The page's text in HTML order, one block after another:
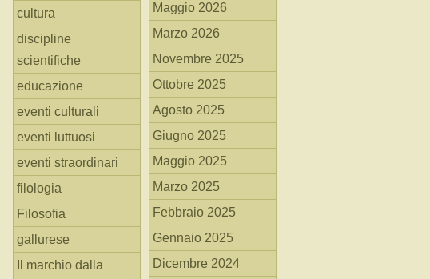
cultura
discipline
scientifiche
educazione
eventi culturali
eventi luttuosi
eventi straordinari
filologia
Filosofia
gallurese
Il marchio dalla
Maggio 2026
Marzo 2026
Novembre 2025
Ottobre 2025
Agosto 2025
Giugno 2025
Maggio 2025
Marzo 2025
Febbraio 2025
Gennaio 2025
Dicembre 2024